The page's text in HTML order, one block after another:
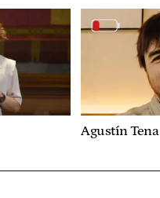
Agustín Tena